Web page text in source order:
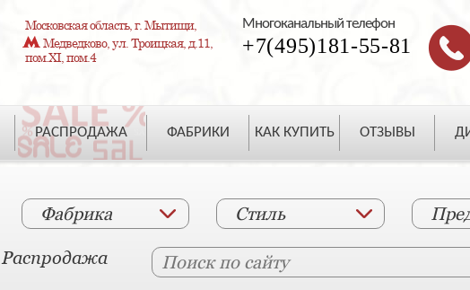
Московская область, г. Мытищи,
Медведково, ул. Троицкая, д.11,
пом.XI, пом.4
Многоканальный телефон
+7(495)181-55-81
РАСПРОДАЖА ФАБРИКИ КАК КУПИТЬ ОТЗЫВЫ
Фабрика Стиль
Распродажа